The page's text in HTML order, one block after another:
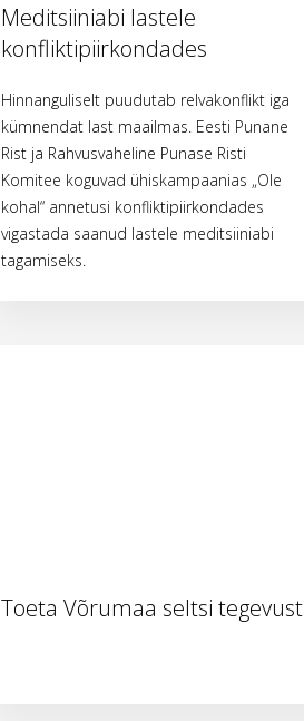
Meditsiiniabi lastele
konfliktipiirkondades
Hinnanguliselt puudutab relvakonflikt iga
kümnendat last maailmas. Eesti Punane
Rist ja Rahvusvaheline Punase Risti
Komitee koguvad ühiskampaanias „Ole
kohal“ annetusi konfliktipiirkondades
vigastada saanud lastele meditsiiniabi
tagamiseks.
Toeta Võrumaa seltsi tegevust